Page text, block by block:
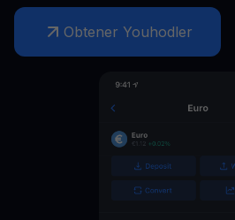
Obtener Youhodler